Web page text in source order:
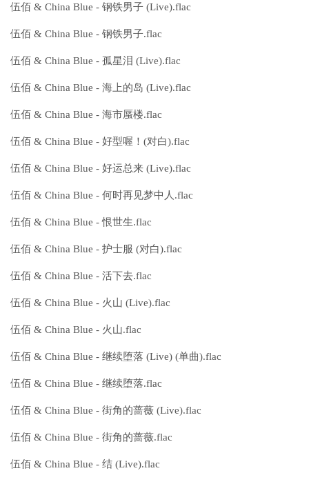
伍佰 & China Blue - 钢铁男子 (Live).flac
伍佰 & China Blue - 钢铁男子.flac
伍佰 & China Blue - 孤星泪 (Live).flac
伍佰 & China Blue - 海上的岛 (Live).flac
伍佰 & China Blue - 海市蜃楼.flac
伍佰 & China Blue - 好型喔！(对白).flac
伍佰 & China Blue - 好运总来 (Live).flac
伍佰 & China Blue - 何时再见梦中人.flac
伍佰 & China Blue - 恨世生.flac
伍佰 & China Blue - 护士服 (对白).flac
伍佰 & China Blue - 活下去.flac
伍佰 & China Blue - 火山 (Live).flac
伍佰 & China Blue - 火山.flac
伍佰 & China Blue - 继续堕落 (Live) (单曲).flac
伍佰 & China Blue - 继续堕落.flac
伍佰 & China Blue - 街角的蔷薇 (Live).flac
伍佰 & China Blue - 街角的蔷薇.flac
伍佰 & China Blue - 结 (Live).flac